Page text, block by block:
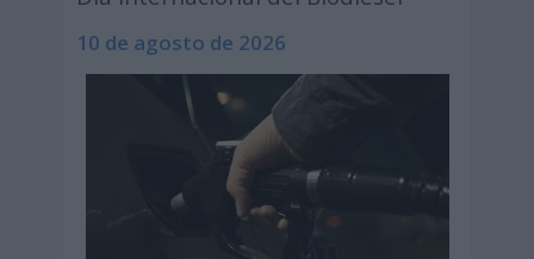
10 de agosto de 2026